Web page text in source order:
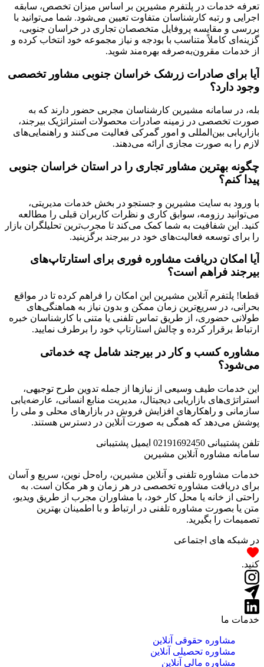
تعرفه خدمات در پلتفرم مشیرین بر اساس میزان تخصص، سابقه
اجرایی و رتبه کارشناسان متفاوت تعیین می‌شود. شما می‌توانید با
بررسی و مقایسه پروفایل متخصصان تجاری در خراسان جنوبی،
گزینه‌ای کاملاً متناسب با بودجه و نیاز مجموعه خود انتخاب کرده و
از خدمات مقرون‌به‌صرفه بهره‌مند شوید.
آیا برای صادرات زرشک خراسان جنوبی مشاور تخصصی
وجود دارد؟
بله، در سامانه مشیرین کارشناسان مجربی حضور دارند که به
صورت تخصصی در زمینه صادرات محصولات استراتژیک بیرجند،
بازاریابی بین‌المللی و امور گمرکی فعالیت می‌کنند و راهنمایی‌های
لازم را به صورت مجازی ارائه می‌دهند.
چگونه بهترین مشاور تجاری را در استان خراسان جنوبی
پیدا کنم؟
با ورود به سایت مشیرین و جستجو در بخش خدمات مدیریتی،
می‌توانید رزومه، سوابق کاری و نظرات کاربران قبلی را مطالعه
کنید. این شفافیت به شما کمک می‌کند تا مجرب‌ترین تحلیلگران بازار
را برای توسعه فعالیت‌های خود در بیرجند برگزینید.
آیا امکان دریافت مشاوره فوری برای استارتاپ‌های
بیرجند فراهم است؟
قطعا! پلتفرم آنلاین مشیرین این امکان را فراهم کرده تا در مواقع
بحرانی، در سریع‌ترین زمان ممکن و بدون نیاز به هماهنگی‌های
طولانی حضوری، از طریق تماس تلفنی یا متنی با کارشناسان خبره
ارتباط برقرار کرده و چالش استارتاپ خود را برطرف نمایید.
مشاوره کسب و کار در بیرجند شامل چه خدماتی
می‌شود؟
این خدمات طیف وسیعی از نیازها از جمله تدوین طرح توجیهی،
استراتژی‌های بازاریابی دیجیتال، مدیریت منابع انسانی، عارضه‌یابی
سازمانی و راهکارهای افزایش فروش در بازارهای محلی و ملی را
پوشش می‌دهد که همگی به صورت آنلاین در دسترس هستند.
تلفن پشتیبانی 02191692450 ایمیل پشتیبانی
سامانه مشاوره آنلاین مشیرین
خدمات مشاوره تلفنی و آنلاین مشیرین، راه‌‌حل نوین، سریع و آسان
برای دریافت مشاوره تخصصی در هر زمان و هر مکان است. به
راحتی از خانه یا محل کار خود، با مشاوران مجرب از طریق ویدیو،
متن یا بصورت مشاوره تلفنی در ارتباط و با اطمینان بهترین
تصمیمات را بگیرید.
در شبکه های اجتماعی
کنید.
خدمات ما
مشاوره حقوقی آنلاین
مشاوره تحصیلی آنلاین
مشاوره مالی آنلاین